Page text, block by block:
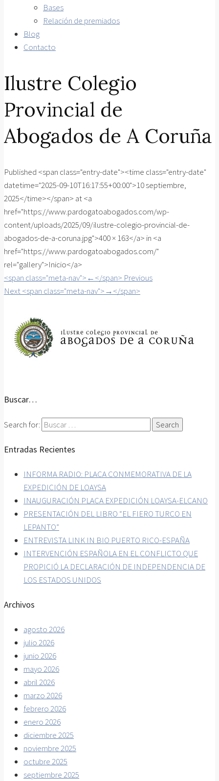
Bases
Relación de premiados
Blog
Contacto
Ilustre Colegio
Provincial de
Abogados de A Coruña
Published <span class="entry-date"><time class="entry-date"
datetime="2025-09-10T16:17:55+00:00">10 septiembre,
2025</time></span> at <a
href="https://www.pardogatoabogados.com/wp-
content/uploads/2025/09/ilustre-colegio-provincial-de-
abogados-de-a-coruna.jpg">400 × 163</a> in <a
href="https://www.pardogatoabogados.com/"
rel="gallery">Inicio</a>
<span class="meta-nav">←</span> Previous
Next <span class="meta-nav">→</span>
Buscar…
Search for:
Entradas Recientes
INFORMA RADIO: PLACA CONMEMORATIVA DE LA
EXPEDICIÓN DE LOAYSA
INAUGURACIÓN PLACA EXPEDICIÓN LOAYSA-ELCANO
PRESENTACIÓN DEL LIBRO “EL FIERO TURCO EN
LEPANTO”
ENTREVISTA LINK IN BIO PUERTO RICO-ESPAÑA
INTERVENCIÓN ESPAÑOLA EN EL CONFLICTO QUE
PROPICIÓ LA DECLARACIÓN DE INDEPENDENCIA DE
LOS ESTADOS UNIDOS
Archivos
agosto 2026
julio 2026
junio 2026
mayo 2026
abril 2026
marzo 2026
febrero 2026
enero 2026
diciembre 2025
noviembre 2025
octubre 2025
septiembre 2025